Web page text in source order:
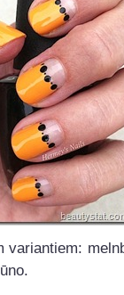
variantiem: